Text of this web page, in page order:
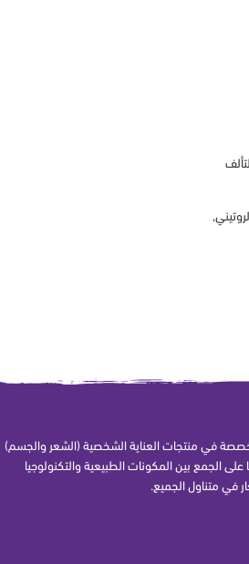
,
في منتجات العناية الشخصية (الشعر والجسم)
الجمع بين المكونات الطبيعية والتكنولوجيا
في متناول الجميع.